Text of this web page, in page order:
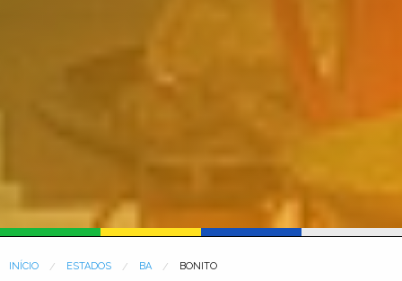
INÍCIO ESTADOS BA BONITO